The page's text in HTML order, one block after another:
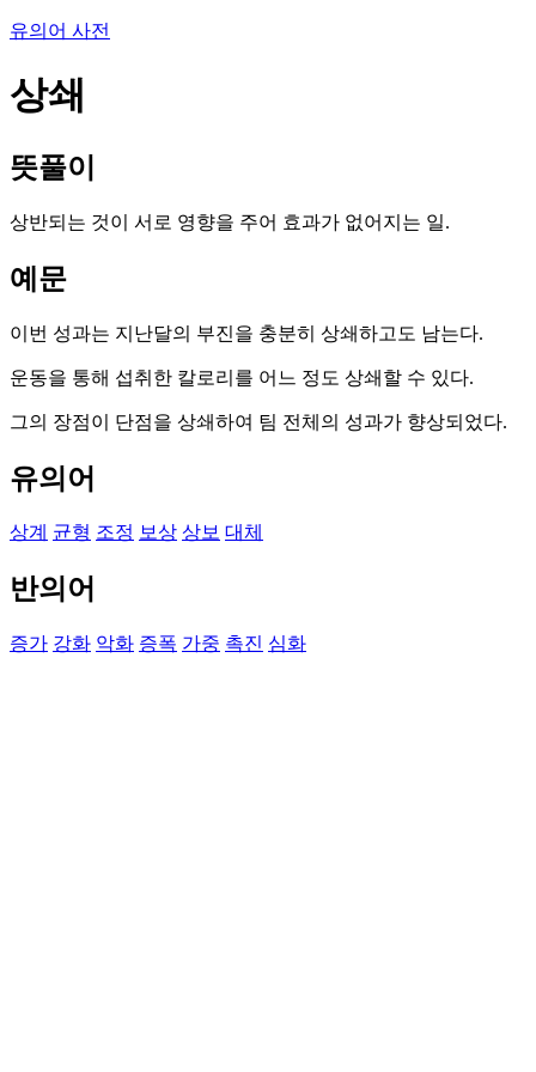
유의어 사전
상쇄
뜻풀이
상반되는 것이 서로 영향을 주어 효과가 없어지는 일.
예문
이번 성과는 지난달의 부진을 충분히 상쇄하고도 남는다.
운동을 통해 섭취한 칼로리를 어느 정도 상쇄할 수 있다.
그의 장점이 단점을 상쇄하여 팀 전체의 성과가 향상되었다.
유의어
상계 균형 조정 보상 상보 대체
반의어
증가 강화 악화 증폭 가중 촉진 심화